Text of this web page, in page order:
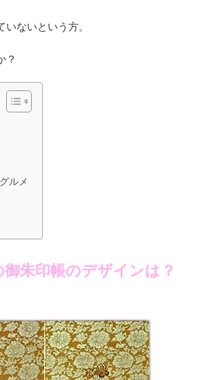
ないという方。
？
ルメ
朱印帳のデザインは？